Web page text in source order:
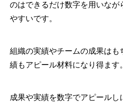
のはできるだけ数字を用いなが
やすいです。
組織の実績やチームの成果はも
績もアピール材料になり得ます。
成果や実績を数字でアピール